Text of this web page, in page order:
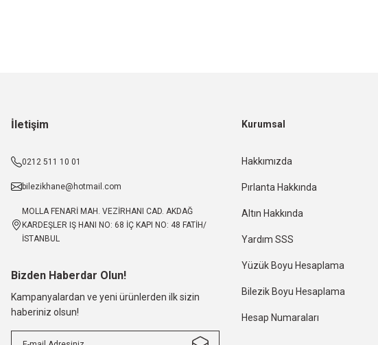
İletişim
0212 511 10 01
bilezikhane@hotmail.com
MOLLA FENARİ MAH. VEZİRHANI CAD. AKDAĞ
KARDEŞLER IŞ HANI NO: 68 İÇ KAPI NO: 48 FATİH/
İSTANBUL
Bizden Haberdar Olun!
Kampanyalardan ve yeni ürünlerden ilk sizin
haberiniz olsun!
Kurumsal
Hakkımızda
Pırlanta Hakkında
Altın Hakkında
Yardım SSS
Yüzük Boyu Hesaplama
Bilezik Boyu Hesaplama
Hesap Numaraları